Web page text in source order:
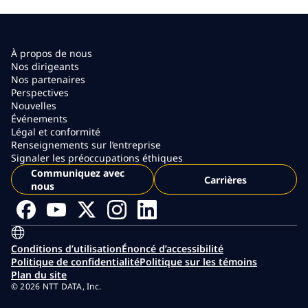
À propos de nous
Nos dirigeants
Nos partenaires
Perspectives
Nouvelles
Événements
Légal et conformité
Renseignements sur l’entreprise
Signaler les préoccupations éthiques
Communiquez avec
nous
Carrières
Conditions d’utilisationÉnoncé d’accessibilité
Politique de confidentialitéPolitique sur les témoins
Plan du site
© 2026 NTT DATA, Inc.